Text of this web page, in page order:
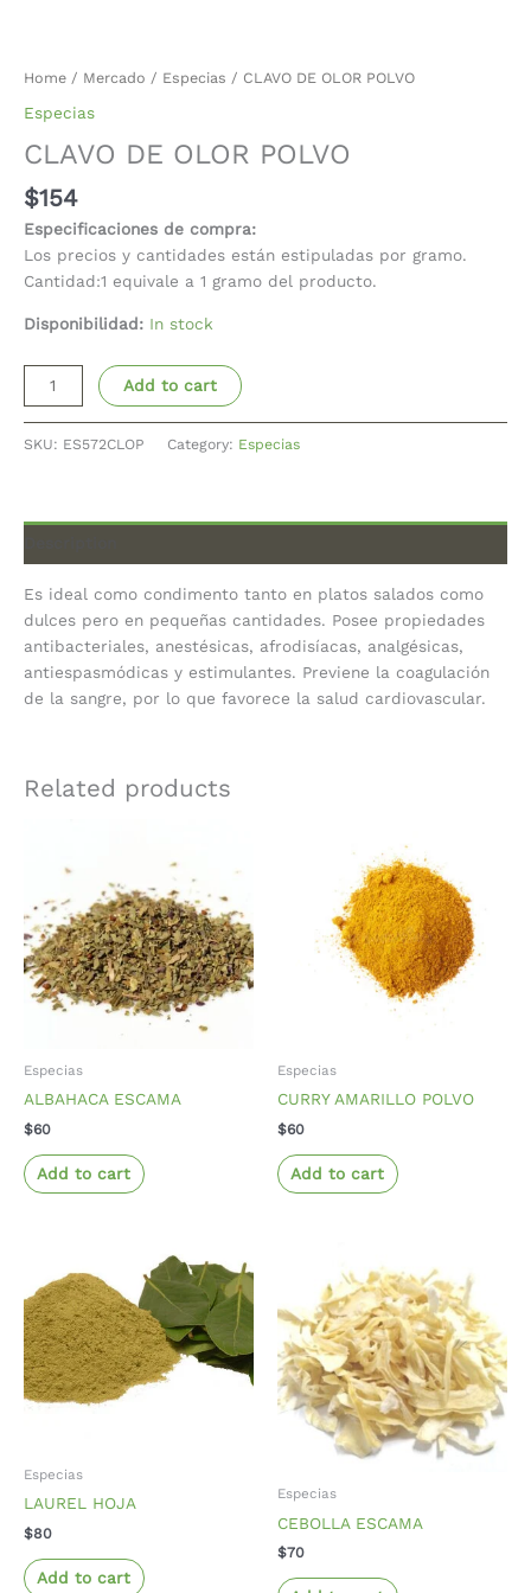
Home / Mercado / Especias / CLAVO DE OLOR POLVO
Especias
CLAVO DE OLOR POLVO
$154
Especificaciones de compra:
Los precios y cantidades están estipuladas por gramo.
Cantidad:1 equivale a 1 gramo del producto.
Disponibilidad: In stock
Add to cart
SKU: ES572CLOP Category: Especias
Es ideal como condimento tanto en platos salados como
dulces pero en pequeñas cantidades. Posee propiedades
antibacteriales, anestésicas, afrodisíacas, analgésicas,
antiespasmódicas y estimulantes. Previene la coagulación
de la sangre, por lo que favorece la salud cardiovascular.
Related products
Especias
ALBAHACA ESCAMA
$60
Add to cart
Especias
CURRY AMARILLO POLVO
$60
Add to cart
Especias
LAUREL HOJA
$80
Add to cart
Especias
CEBOLLA ESCAMA
$70